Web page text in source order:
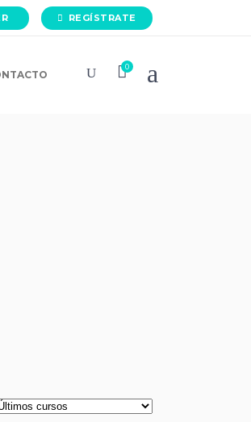
REGÍSTRATE
0